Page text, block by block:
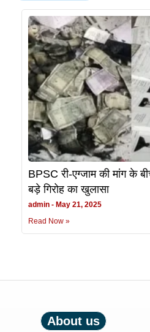
BPSC री-एग्जाम की मांग के
बड़े गिरोह का खुलासा
admin
May 21, 2025
Read Now »
About us